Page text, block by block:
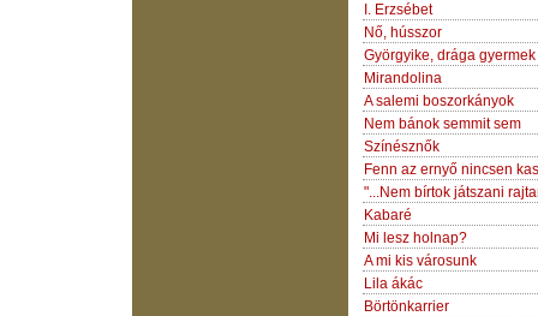
I. Erzsébet
Nő, hússzor
Györgyike, drága gyermek
Mirandolina
A salemi boszorkányok
Nem bánok semmit sem
Színésznők
Fenn az ernyő nincsen kas
"...Nem bírtok játszani
Kabaré
Mi lesz holnap?
A mi kis városunk
Lila ákác
Börtönkarrier